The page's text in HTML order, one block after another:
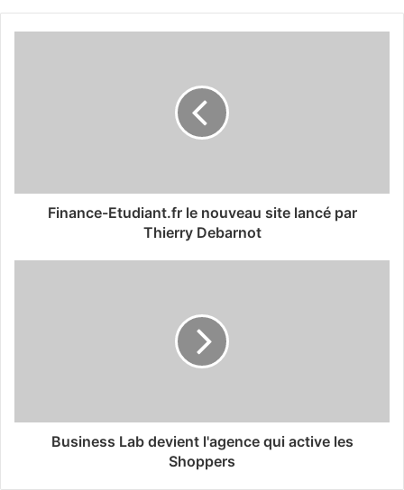
Finance-Etudiant.fr le nouveau site lancé par
Thierry Debarnot
Business Lab devient l'agence qui active les
Shoppers